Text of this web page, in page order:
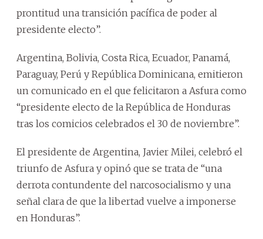
prontitud una transición pacífica de poder al
presidente electo”.
Argentina, Bolivia, Costa Rica, Ecuador, Panamá,
Paraguay, Perú y República Dominicana, emitieron
un comunicado en el que felicitaron a Asfura como
“presidente electo de la República de Honduras
tras los comicios celebrados el 30 de noviembre”.
El presidente de Argentina, Javier Milei, celebró el
triunfo de Asfura y opinó que se trata de “una
derrota contundente del narcosocialismo y una
señal clara de que la libertad vuelve a imponerse
en Honduras”.